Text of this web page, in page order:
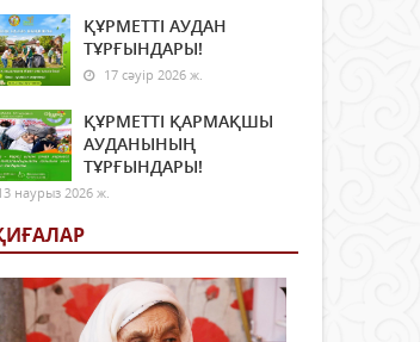
ҚҰРМЕТТІ АУДАН
ТҰРҒЫНДАРЫ!
17 сәуір 2026 ж.
ҚҰРМЕТТІ ҚАРМАҚШЫ
АУДАНЫНЫҢ
ТҰРҒЫНДАРЫ!
наурыз 2026 ж.